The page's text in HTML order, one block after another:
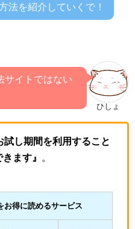
法を紹介していくで！
ひしょ
サイトではない
試し期間を利用すること
ます』
お得に読めるサービス